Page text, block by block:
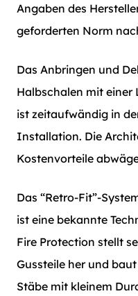
Angaben des
geforderten Norm
Das Anbringen und
Halbschalen mit einer
ist zeitaufwändig in
Installation. Die
Kostenvorteile
Das “Retro-Fit”-
ist eine bekannte
Fire Protection stellt
Gussteile her und
Stäbe mit kleinem